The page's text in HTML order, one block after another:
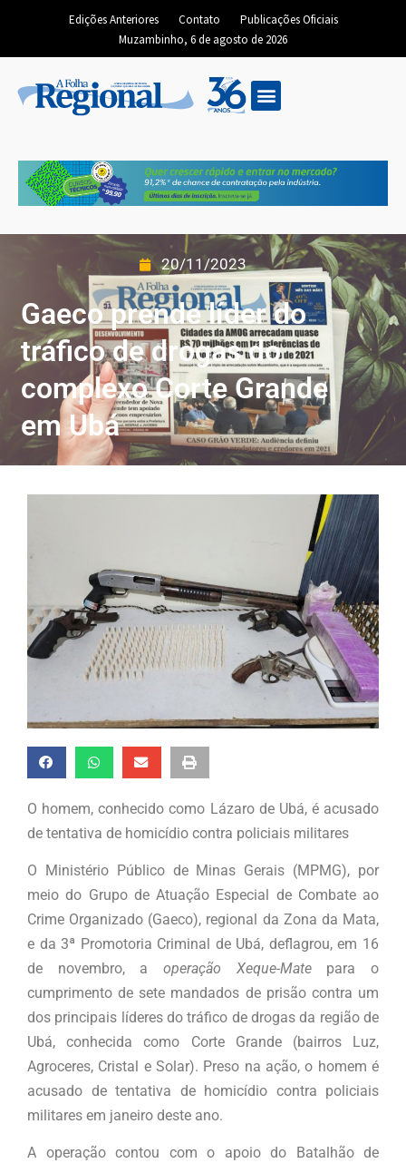
Edições Anteriores Contato
Publicações Oficiais
Muzambinho, 6 de agosto de 2026
20/11/2023
Gaeco prende líder do
tráfico de drogas do
complexo Corte Grande
em Ubá
O homem, conhecido como Lázaro de Ubá, é acusado
de tentativa de homicídio contra policiais militares
O Ministério Público de Minas Gerais (MPMG), por
meio do Grupo de Atuação Especial de Combate ao
Crime Organizado (Gaeco), regional da Zona da Mata,
e da 3ª Promotoria Criminal de Ubá, deflagrou, em 16
de novembro, a operação Xeque-Matepara o
cumprimento de sete mandados de prisão contra um
dos principais líderes do tráfico de drogas da região de
Ubá, conhecida como Corte Grande (bairros Luz,
Agroceres, Cristal e Solar). Preso na ação, o homem é
acusado de tentativa de homicídio contra policiais
militares em janeiro deste ano.
A operação contou com o apoio do Batalhão de